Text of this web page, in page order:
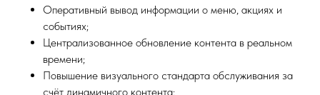
Оперативный вывод информации о меню, акциях и
событиях;
Централизованное обновление контента в реальном
времени;
Повышение визуального стандарта обслуживания за
счёт динамичного контента;